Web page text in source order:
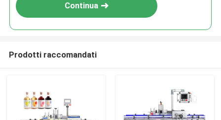
Continua
Prodotti raccomandati